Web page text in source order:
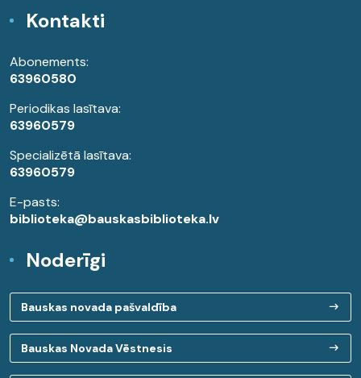
Kontakti
Abonements:
63960580
Periodikas lasītava:
63960579
Specializētā lasītava:
63960579
E-pasts:
biblioteka@bauskasbiblioteka.lv
Noderīgi
Bauskas novada pašvaldība
Bauskas Novada Vēstnesis